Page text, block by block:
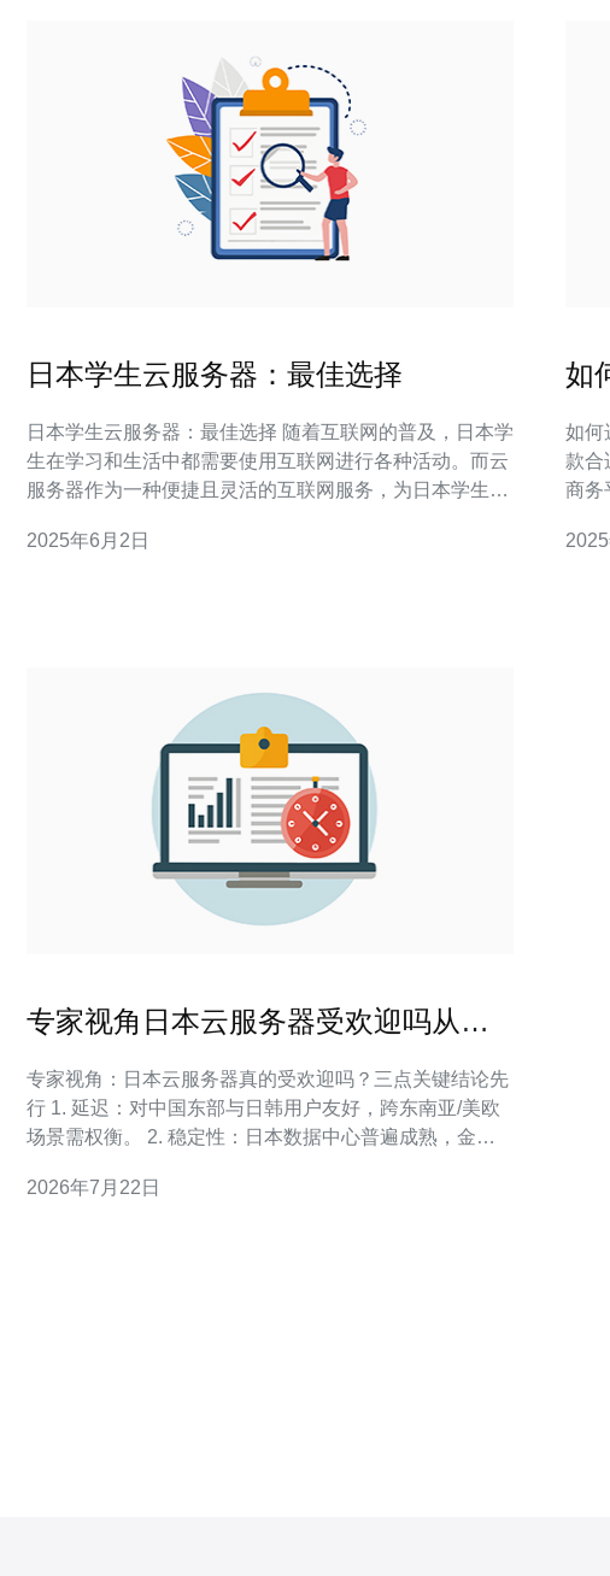
日本学生云服务器：最佳选择
日本学生云服务器：最佳选择 随着互联网的普及，日本学
生在学习和生活中都需要使用互联网进行各种活动。而云
服务器作为一种便捷且灵活的互联网服务，为日本学生提
要原因在于其诸多优势。首先，云服务器可以提供稳定的
2025年6月2日
如
如何选择
款合
商务
指南
专家视角日本云服务器受欢迎吗从延
专家视角：日本云服务器真的受欢迎吗？三点关键结论先
行 1. 延迟：对中国东部与日韩用户友好，跨东南亚/美欧
场景需权衡。 2. 稳定性：日本数据中心普遍成熟，金
争力：基础算力与带宽价格处在中间区间，通过混合部署
2026年7月22日